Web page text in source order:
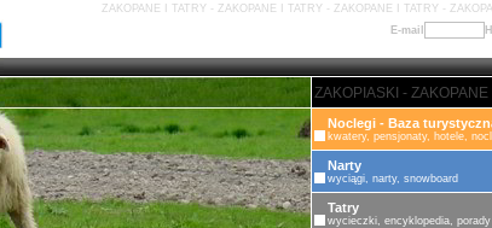
ZAKOPANE I TATRY - ZAKOPANE I TATRY - ZAKOPANE I TATRY -
E-mail
ZAKOPANE - PORTAL
Noclegi - Baza
kwatery, pensjonaty, hotele,
Narty
wyciągi, narty, snowboard
Tatry
wycieczki, encyklopedia, porady